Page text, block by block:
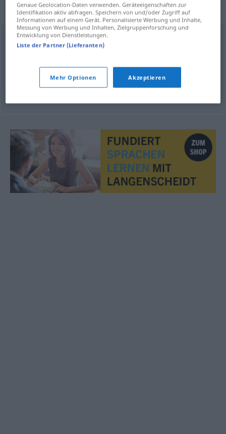
Synonyme für "faulenzen"
herumlungern,(sich) erholen
Genaue Geolocation-Daten verwenden. Geräteeigenschaften zur
Identifikation aktiv abfragen. Speichern von und/oder Zugriff auf
Informationen auf einem Gerät. Personalisierte Werbung und Inhalte,
Messung von Werbung und Inhalten, Zielgruppenforschung und
Entwicklung von Dienstleistungen.
Liste der Partner (Lieferanten)
Mehr Optionen Akzeptieren